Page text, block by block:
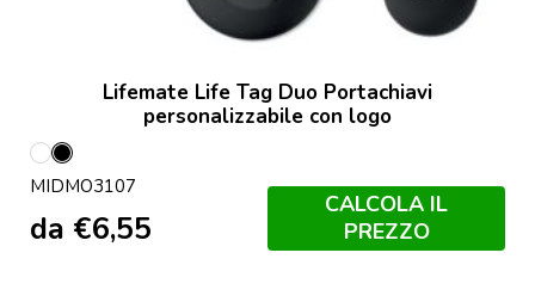
Lifemate Life Tag Duo Portachiavi
personalizzabile con logo
Bianco
Nero
MIDMO3107
da €6,55
CALCOLA IL
PREZZO